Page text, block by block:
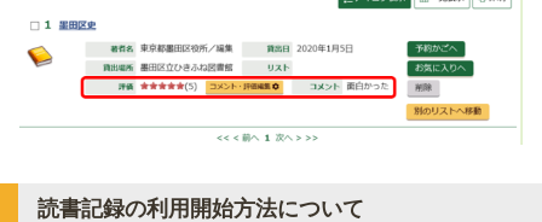
読書記録の利用開始方法について